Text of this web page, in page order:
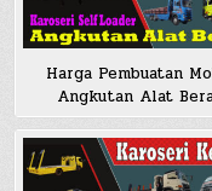
Harga Pembuatan
Angkutan Alat